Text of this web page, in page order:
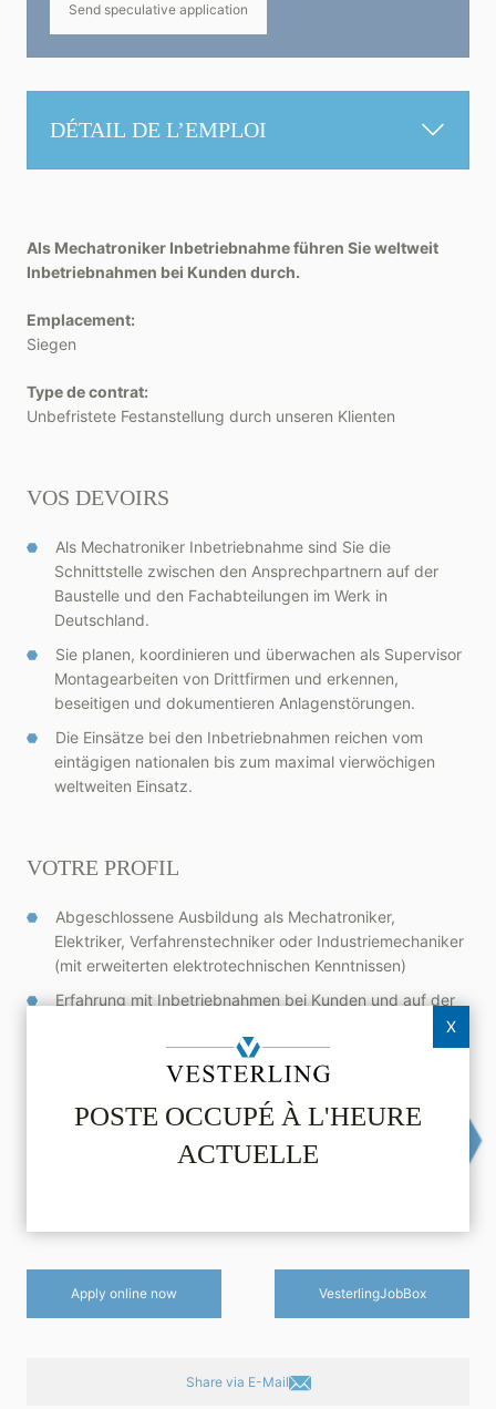
POSTE OCCUPÉ À L'HEURE
ACTUELLE
X
Send speculative application
DÉTAIL DE L’EMPLOI
Als Mechatroniker Inbetriebnahme führen Sie weltweit
Inbetriebnahmen bei Kunden durch.
Emplacement:
Siegen
Type de contrat:
Unbefristete Festanstellung durch unseren Klienten
VOS DEVOIRS
Als Mechatroniker Inbetriebnahme sind Sie die
Schnittstelle zwischen den Ansprechpartnern auf der
Baustelle und den Fachabteilungen im Werk in
Deutschland.
Sie planen, koordinieren und überwachen als Supervisor
Montagearbeiten von Drittfirmen und erkennen,
beseitigen und dokumentieren Anlagenstörungen.
Die Einsätze bei den Inbetriebnahmen reichen vom
eintägigen nationalen bis zum maximal vierwöchigen
weltweiten Einsatz.
VOTRE PROFIL
Abgeschlossene Ausbildung als Mechatroniker,
Elektriker, Verfahrenstechniker oder Industriemechaniker
(mit erweiterten elektrotechnischen Kenntnissen)
Erfahrung mit Inbetriebnahmen bei Kunden und auf der
Gutes Verständnis für verfahrenstechnische
Zusammenhänge
Gute Deutsch- und Englischkenntnisse in Wort und
Apply online now Vesterling­JobBox
Share via E-Mail